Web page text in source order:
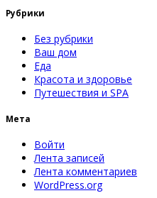
Рубрики
Без рубрики
Ваш дом
Еда
Красота и здоровье
Путешествия и SPA
Мета
Войти
Лента записей
Лента комментариев
WordPress.org